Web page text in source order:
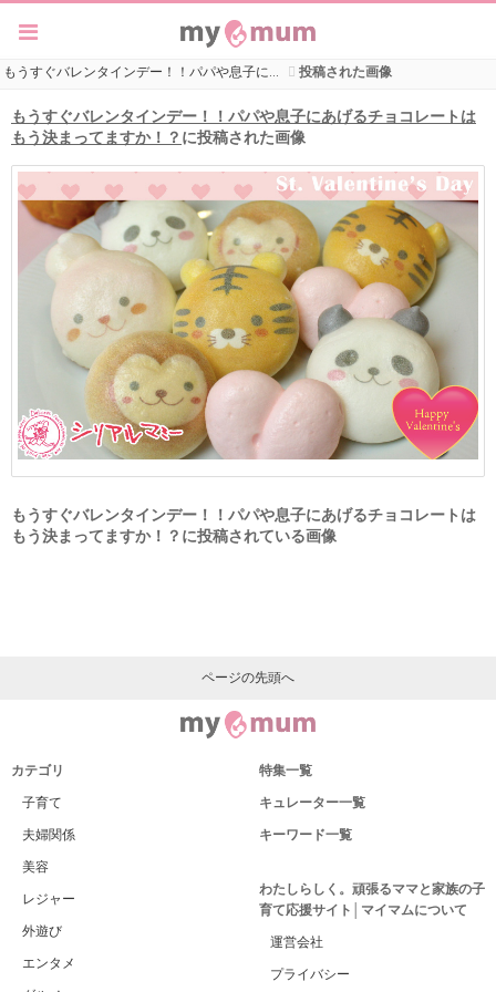
もうすぐバレンタインデー！！パパや息子に… 投稿された画像
もうすぐバレンタインデー！！パパや息子にあげるチョコレートは
もう決まってますか！？ に投稿された画像
もうすぐバレンタインデー！！パパや息子にあげるチョコレートは
もう決まってますか！？に投稿されている画像
ページの先頭へ
カテゴリ
子育て
夫婦関係
美容
レジャー
外遊び
エンタメ
特集一覧
キュレーター一覧
キーワード一覧
わたしらしく。頑張るママと家族の子
育て応援サイト│マイマムについて
運営会社
プライバシー